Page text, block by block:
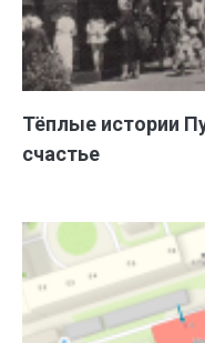
Тёплые истории
счастье